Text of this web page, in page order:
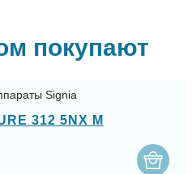
покупают
Signia
312 5NX M